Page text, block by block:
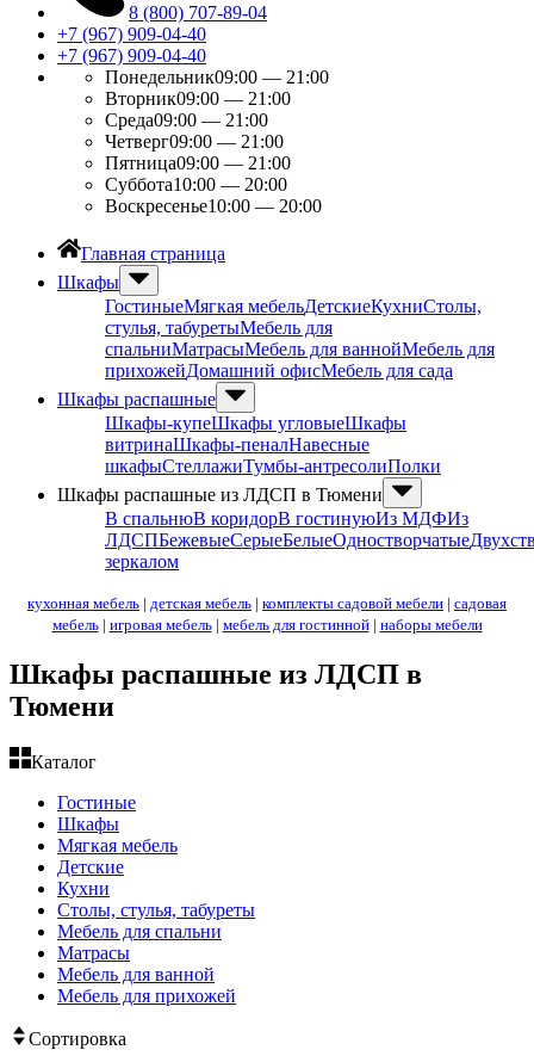
8 (800) 707-89-04
+7 (967) 909-04-40
+7 (967) 909-04-40
Понедельник09:00 — 21:00
Вторник09:00 — 21:00
Среда09:00 — 21:00
Четверг09:00 — 21:00
Пятница09:00 — 21:00
Суббота10:00 — 20:00
Воскресенье10:00 — 20:00
Главная страница
Шкафы
ГостиныеМягкая мебельДетскиеКухниСтолы,
стулья, табуретыМебель для
спальниМатрасыМебель для ваннойМебель для
прихожейДомашний офисМебель для сада
Шкафы распашные
Шкафы-купеШкафы угловыеШкафы
витринаШкафы-пеналНавесные
шкафыСтеллажиТумбы-антресолиПолки
Шкафы распашные из ЛДСП в Тюмени
В спальнюВ коридорВ гостинуюИз МДФИз
ЛДСПБежевыеСерыеБелыеОдностворчатые
зеркалом
кухонная мебель | детская мебель | комплекты садовой мебели | садовая
мебель| игровая мебель| мебель для гостинной| наборы мебели
Шкафы распашные из ЛДСП в
Тюмени
Каталог
Гостиные
Шкафы
Мягкая мебель
Детские
Кухни
Столы, стулья, табуреты
Мебель для спальни
Матрасы
Мебель для ванной
Мебель для прихожей
Сортировка